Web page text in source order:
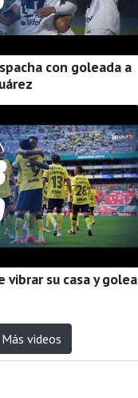
con goleada a
vibrar su casa y golea
Más videos